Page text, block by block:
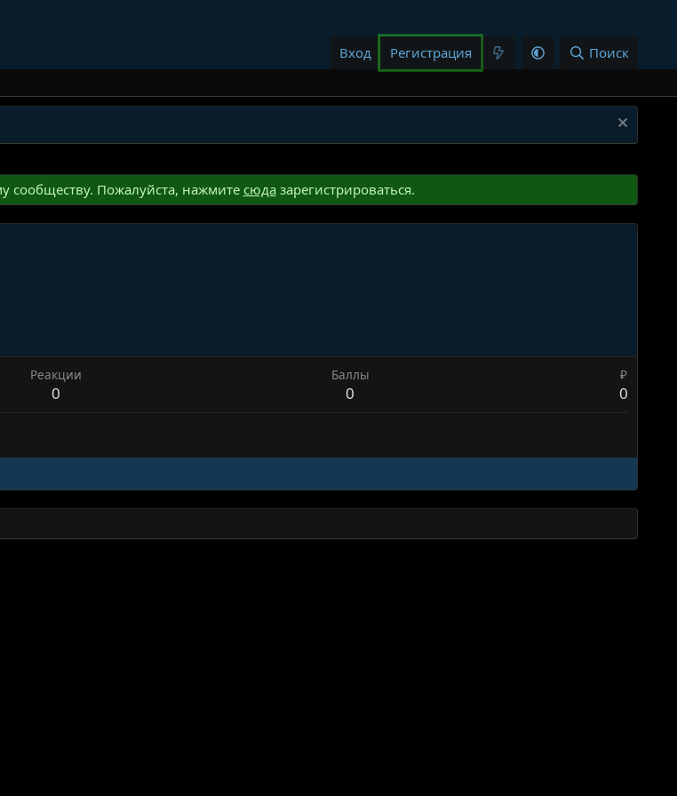
Вход Регистрация Поиск
сообществу. Пожалуйста, нажмите сюдазарегистрироваться.
Реакции
0
Баллы
0
₽
0